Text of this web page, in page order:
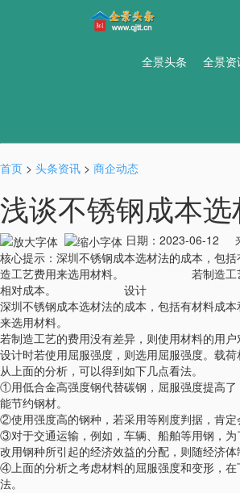
全景头条 全景资
首页 > 头条资讯 > 商企动态
浅谈不锈钢成本
日期：2023-06-12
核心提示：深圳不锈钢成本选材法的成本，包
造工艺费用来选用材料。 若制造工艺的费用
相对成本。 设计
深圳不锈钢成本选材法的成本，包括有材料成
来选用材料。
若制造工艺的费用没有差异，则使用材料的用
设计时若使用屈服强度，则选用屈服强度。载
从上面的分析，可以得到如下几点看法。
①用低合金高强度钢代替碳钢，屈服强度提高
能节约钢材。
②使用强度高的钢种，若采用等刚度判据，肯定
③对于交通运输，例如，车辆、船舶等用钢，
改用钢种所引起的经济效益的分配，则随经济
④上面的分析之考虑材料的屈服强度和变形，
法。